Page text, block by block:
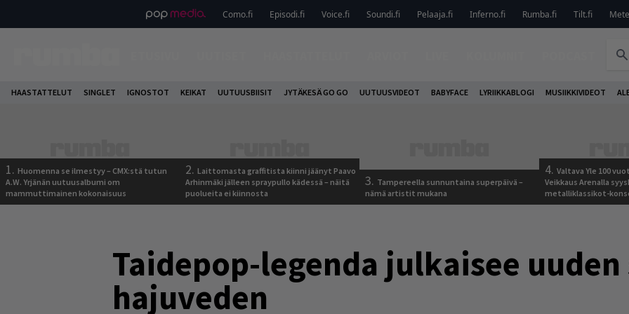
Como.fi Episodi.fi Voice.fi Soundi.fi Pelaaja.fi Inferno.fi Rumba.fi Tilt.fi
HAASTATTELUT SINGLET IGNOSTOT KEIKAT UUTUUSBIISIT JYTÄKESÄ GO GO UUTUUSVIDEOT BABYFACE LYRIIKKABLOGI MUSIIKKIVIDEOT
1. Huomenna se ilmestyy – CMX:stä tutun
A.W. Yrjänän uutuusalbumi om
mammuttimainen kokonaisuus
2. Laittomasta graffitista kiinni jäänyt Paavo
Arhinmäki jälleen spraypullo kädessä – näitä
puolueita ei kiinnosta
3. Tampereella sunnuntaina superpäivä –
nämä artistit mukana
4. Valtava Yle 100
Veikkaus Arenalla
metalliklassikot-
Taidepop-legenda julkaisee
hajuveden